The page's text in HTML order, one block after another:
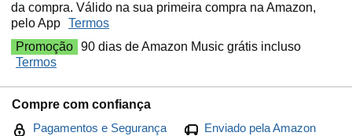
da compra. Válido na sua primeira compra na Amazon,
pelo App Termos
Promoção 90 dias de Amazon Music grátis incluso
Termos
Compre com confiança
Pagamentos e Segurança
Enviado pela Amazon